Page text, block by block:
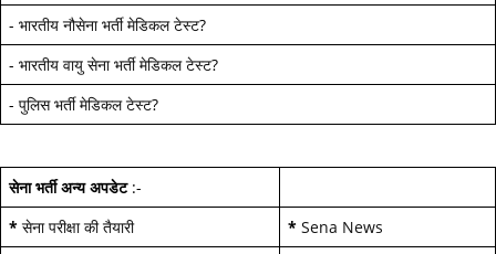
- भारतीय नौसेना भर्ती मेडिकल टेस्ट?
- भारतीय वायु सेना भर्ती मेडिकल टेस्ट?
- पुलिस भर्ती मेडिकल टेस्ट?
सेना भर्ती अन्य अपडेट:-
* सेना परीक्षा की तैयारी * Sena News